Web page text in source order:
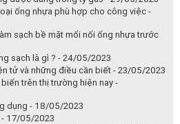
dụng - 18/05/2023
17/05/2023
nhận tiếp xúc thực phẩm) là gì -
lao động phòng sạch - 05/05/2023
Contec Tại Việt Nam - 28/04/2023
Nam - 27/04/2023
Việt Nam - 26/04/2023
sạch trong nhà máy sản xuất hiện